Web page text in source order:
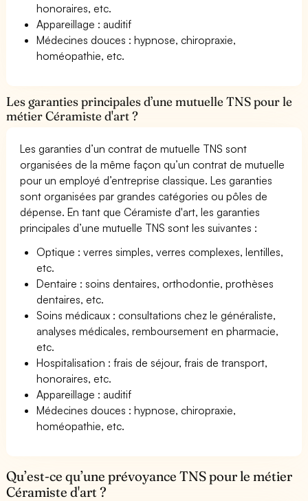
honoraires, etc.
Appareillage : auditif
Médecines douces : hypnose, chiropraxie,
homéopathie, etc.
Les garanties principales d’une mutuelle TNS pour le
métier Céramiste d'art ?
Les garanties d’un contrat de mutuelle TNS sont
organisées de la même façon qu’un contrat de mutuelle
pour un employé d’entreprise classique. Les garanties
sont organisées par grandes catégories ou pôles de
dépense. En tant que Céramiste d'art, les garanties
principales d’une mutuelle TNS sont les suivantes :
Optique : verres simples, verres complexes, lentilles,
etc.
Dentaire : soins dentaires, orthodontie, prothèses
dentaires, etc.
Soins médicaux : consultations chez le généraliste,
analyses médicales, remboursement en pharmacie,
etc.
Hospitalisation : frais de séjour, frais de transport,
honoraires, etc.
Appareillage : auditif
Médecines douces : hypnose, chiropraxie,
homéopathie, etc.
Qu’est-ce qu’une prévoyance TNS pour le métier
Céramiste d'art ?